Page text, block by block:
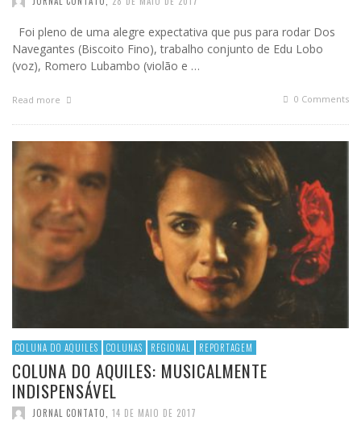
Foi pleno de uma alegre expectativa que pus para rodar Dos
Navegantes (Biscoito Fino), trabalho conjunto de Edu Lobo
(voz), Romero Lubambo (violão e …
Read more 0 Comments
COLUNA DO AQUILES COLUNAS REGIONAL REPORTAGEM
COLUNA DO AQUILES: MUSICALMENTE
INDISPENSÁVEL
JORNAL CONTATO, 14 DE MAIO DE 2017